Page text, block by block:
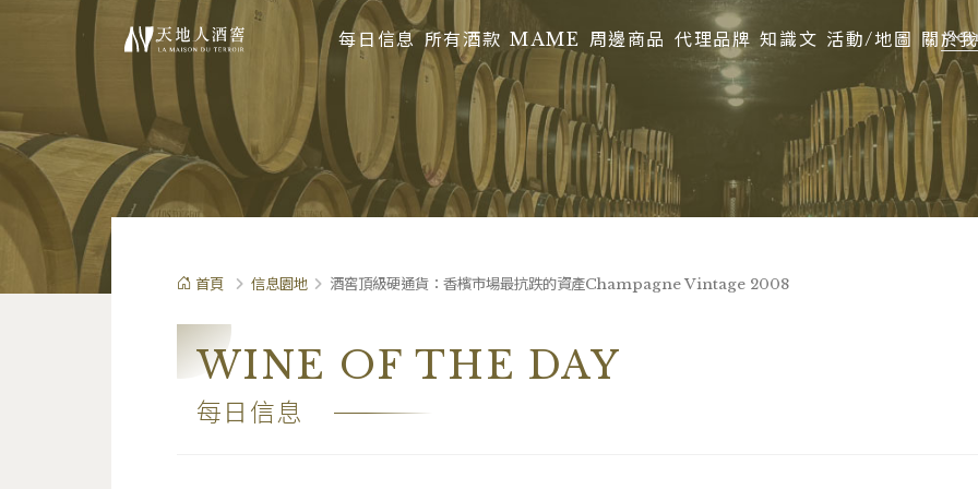
每日信息 所有酒款 MAME 周邊商品 代理品牌 知識文 活動/地圖 關於
首頁 信息園地 酒窖頂級硬通貨：香檳市場最抗跌的資產Champagne Vintage 2008
WINE OF THE DAY
每日信息